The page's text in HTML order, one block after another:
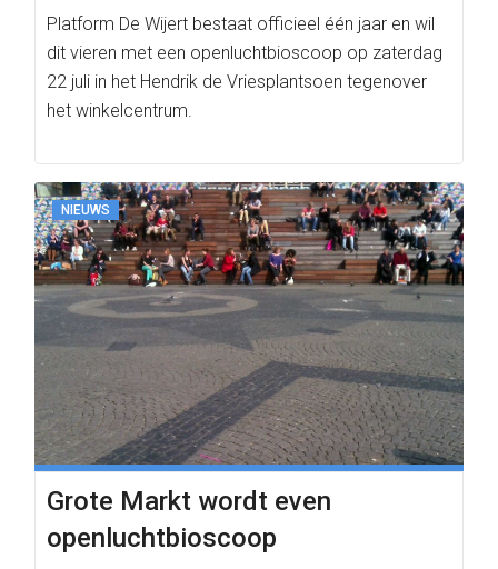
Platform De Wijert bestaat officieel één jaar en wil
dit vieren met een openluchtbioscoop op zaterdag
22 juli in het Hendrik de Vriesplantsoen tegenover
het winkelcentrum.
NIEUWS
Grote Markt wordt even
openluchtbioscoop